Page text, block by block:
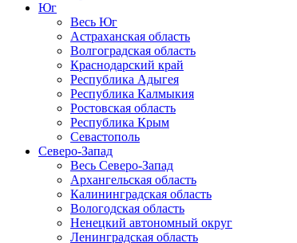
Юг
Весь Юг
Астраханская область
Волгоградская область
Краснодарский край
Республика Адыгея
Республика Калмыкия
Ростовская область
Республика Крым
Севастополь
Северо-Запад
Весь Северо-Запад
Архангельская область
Калининградская область
Вологодская область
Ненецкий автономный округ
Ленинградская область